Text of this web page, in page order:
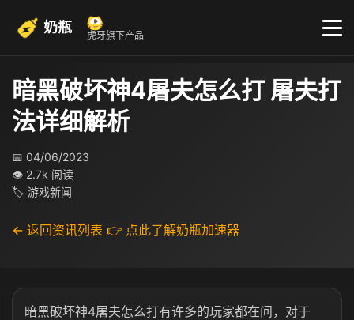
奶瓶 虎牙旗下产品
暗黑破坏神4屠夫怎么打 屠夫打
法详细解析
📅 04/06/2023
👁 2.7k 阅读
🏷 游戏新闻
← 返回资讯列表 👉 点此了解奶瓶加速器
暗黑破坏神4屠夫怎么打有许多的玩家都在问，对于